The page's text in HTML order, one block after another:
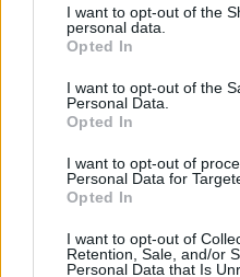
I want to opt-out of the
personal data.
Opted In
I want to opt-out of the
Personal Data.
Opted In
I want to opt-out of
Personal Data for
Opted In
I want to opt-out of
Retention, Sale, and/or
Personal Data that Is
ΒΟΑΚ: Ολιγόλεπτη
Νεάπολη – Άγιος Νικόλαος
09:27
Βερολίνο: «Στημένη
drone, σύμφωνα με τη
09:21
Σητεία: Κατασβέστηκε η
09:14